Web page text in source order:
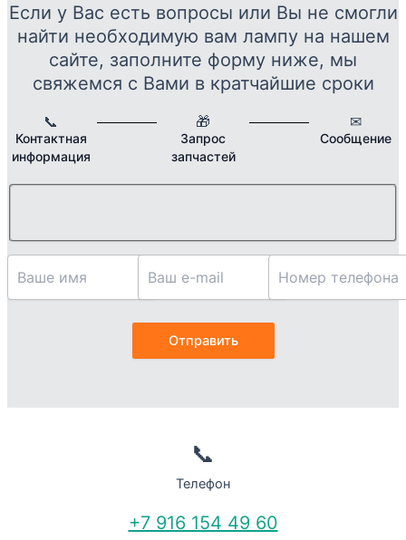
Если у Вас есть вопросы или Вы не смогли
найти необходимую вам лампу на нашем
сайте, заполните форму ниже, мы
свяжемся с Вами в кратчайшие сроки
📞
Контактная
информация
🎁
Запрос
запчастей
✉
Сообщение
📞
Телефон
+7 916 154 49 60